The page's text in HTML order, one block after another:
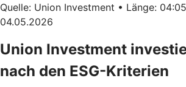
Quelle: Union Investment • Länge:
04.05.2026
Union Investment
nach den ESG-Kriterien